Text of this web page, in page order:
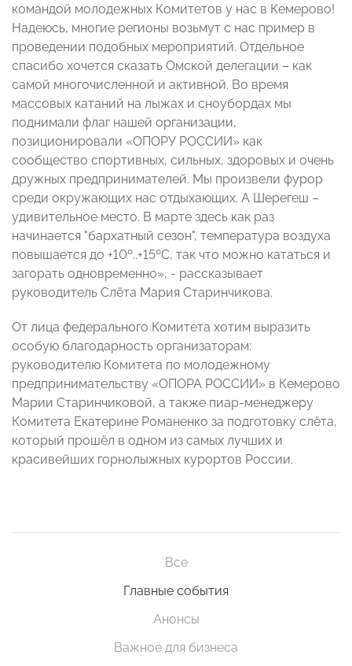
командой молодежных Комитетов у нас в Кемерово!
Надеюсь, многие регионы возьмут с нас пример в
проведении подобных мероприятий. Отдельное
спасибо хочется сказать Омской делегации – как
самой многочисленной и активной. Во время
массовых катаний на лыжах и сноубордах мы
поднимали флаг нашей организации,
позиционировали «ОПОРУ РОССИИ» как
сообщество спортивных, сильных, здоровых и очень
дружных предпринимателей. Мы произвели фурор
среди окружающих нас отдыхающих. А Шерегеш –
удивительное место. В марте здесь как раз
начинается "бархатный сезон", температура воздуха
повышается до +10º..+15ºС, так что можно кататься и
загорать одновременно», - рассказывает
руководитель Слёта Мария Старинчикова.
От лица федерального Комитета хотим выразить
особую благодарность организаторам:
руководителю Комитета по молодежному
предпринимательству «ОПОРА РОССИИ» в Кемерово
Марии Старинчиковой, а также пиар-менеджеру
Комитета Екатерине Романенко за подготовку слёта,
который прошёл в одном из самых лучших и
красивейших горнолыжных курортов России.
Все
Главные события
Анонсы
Важное для бизнеса